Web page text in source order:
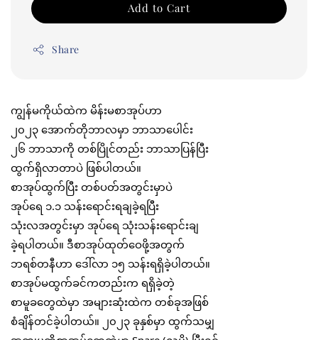
Add to Cart
Share
ကျွန်မကိုယ်ထဲက မိန်းမစာအုပ်ဟာ
၂၀၂၃ အောက်တိုဘာလမှာ ဘာသာပေါင်း
၂၆ ဘာသာကို တစ်ပြိုင်တည်း ဘာသာပြန်ပြီး
ထွက်ရှိလာတာပဲ ဖြစ်ပါတယ်။
စာအုပ်ထွက်ပြီး တစ်ပတ်အတွင်းမှာပဲ
အုပ်ရေ ၁.၁ သန်းရောင်းရချခဲ့ရပြီး
သုံးလအတွင်းမှာ အုပ်ရေ သုံးသန်းရောင်းချ
ခဲ့ရပါတယ်။ ဒီစာအုပ်ထုတ်ဝေဖို့အတွက်
ဘရစ်တနီဟာ ဒေါ်လာ ၁၅ သန်းရရှိခဲ့ပါတယ်။
စာအုပ်မထွက်ခင်ကတည်းက ရရှိခဲ့တဲ့
စာမူခတွေထဲမှာ အများဆုံးထဲက တစ်ခုအဖြစ်
စံချိန်တင်ခဲ့ပါတယ်။ ၂၀၂၃ ခုနှစ်မှာ ထွက်သမျှ